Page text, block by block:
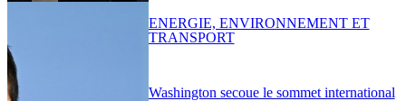
Washington secoue le sommet international
ENERGIE, ENVIRONNEMENT ET
TRANSPORT